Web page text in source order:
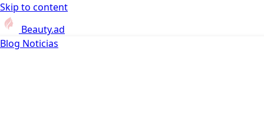
Skip to content
Beauty.ad
Blog Noticias